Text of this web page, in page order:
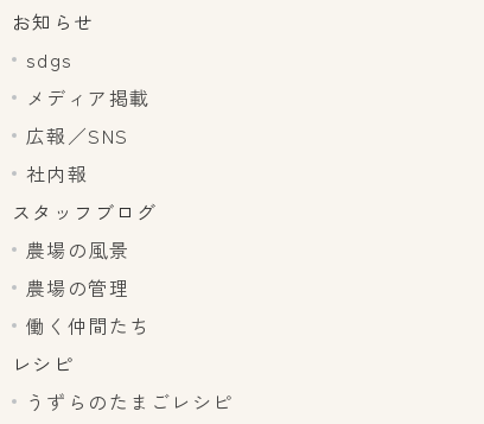
お知らせ
sdgs
メディア掲載
広報／SNS
社内報
スタッフブログ
農場の風景
農場の管理
働く仲間たち
レシピ
うずらのたまごレシピ